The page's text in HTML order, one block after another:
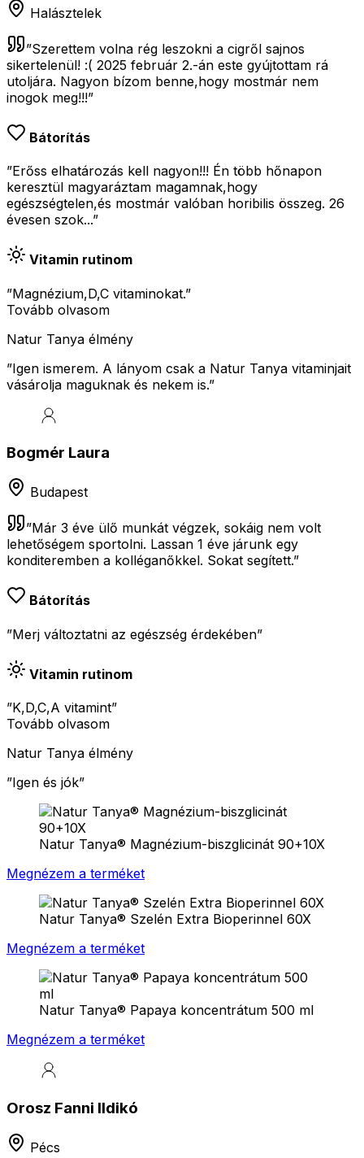
Halásztelek
”Szerettem volna rég leszokni a cigről sajnos
sikertelenül! :( 2025 február 2.-án este gyújtottam rá
utoljára. Nagyon bízom benne,hogy mostmár nem
inogok meg!!!”
Bátorítás
”Erőss elhatározás kell nagyon!!! Én több hőnapon
keresztül magyaráztam magamnak,hogy
egészségtelen,és mostmár valóban horibilis összeg. 26
évesen szok...”
Vitamin rutinom
”Magnézium,D,C vitaminokat.”
Tovább olvasom
Natur Tanya élmény
”Igen ismerem. A lányom csak a Natur Tanya vitaminjait
vásárolja maguknak és nekem is.”
Bogmér Laura
Budapest
”Már 3 éve ülő munkát végzek, sokáig nem volt
lehetőségem sportolni. Lassan 1 éve járunk egy
konditeremben a kolléganőkkel. Sokat segített.”
Bátorítás
”Merj változtatni az egészség érdekében”
Vitamin rutinom
”K,D,C,A vitamint”
Tovább olvasom
Natur Tanya élmény
”Igen és jók”
Natur Tanya® Magnézium-biszglicinát 90+10X
Megnézem a terméket
Natur Tanya® Szelén Extra Bioperinnel 60X
Megnézem a terméket
Natur Tanya® Papaya koncentrátum 500 ml
Megnézem a terméket
Orosz Fanni Ildikó
Pécs